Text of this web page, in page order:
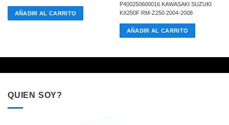
AÑADIR AL CARRITO
P400250600016 KAWASAKI SUZUKI
KX250F RM-Z250 2004-2008
AÑADIR AL CARRITO
QUIEN SOY?